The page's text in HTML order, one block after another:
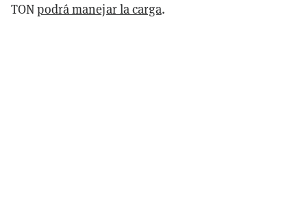
TONpodrá manejar la carga.